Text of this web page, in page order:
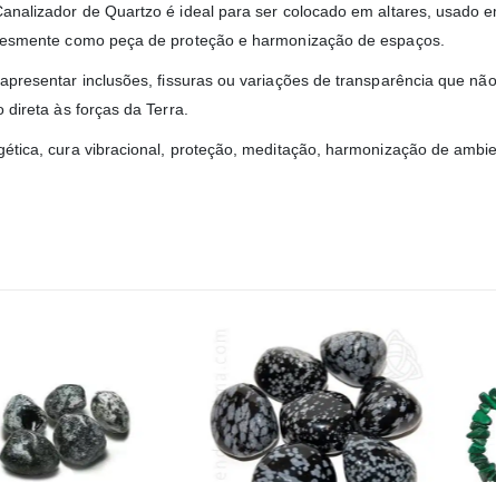
de Quartzo é ideal para ser colocado em altares, usado
como peça de proteção e harmonização de espaços.
apresentar inclusões, fissuras ou variações de transparência que
às forças da Terra.
cura vibracional, proteção, meditação, harmonização de